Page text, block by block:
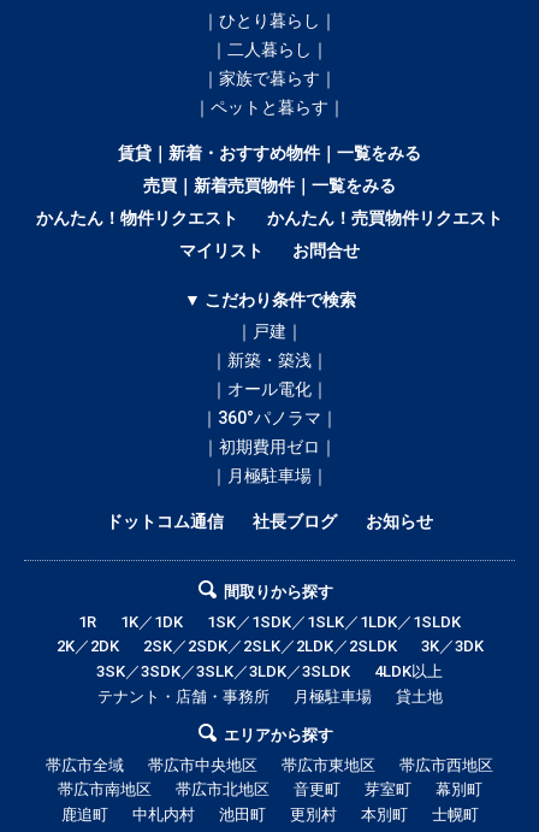
｜ひとり暮らし｜
｜二人暮らし｜
｜家族で暮らす｜
｜ペットと暮らす｜
賃貸｜新着・おすすめ物件｜一覧をみる
売買｜新着売買物件｜一覧をみる
かんたん！物件リクエスト
かんたん！売買物件リクエスト
マイリスト
お問合せ
▼ こだわり条件で検索
｜戸建｜
｜新築・築浅｜
｜オール電化｜
｜360°パノラマ｜
｜初期費用ゼロ｜
｜月極駐車場｜
ドットコム通信 社長ブログ お知らせ
間取りから探す
1R
1K／1DK
1SK／1SDK／1SLK／1LDK／1SLDK
2K／2DK
2SK／2SDK／2SLK／2LDK／2SLDK
3K／3DK
3SK／3SDK／3SLK／3LDK／3SLDK
4LDK以上
テナント・店舗・事務所
月極駐車場 貸土地
エリアから探す
帯広市全域
帯広市中央地区 帯広市東地区
帯広市西地区
帯広市南地区
帯広市北地区 音更町 芽室町
幕別町
鹿追町
中札内村 池田町 更別村 本別町
士幌町